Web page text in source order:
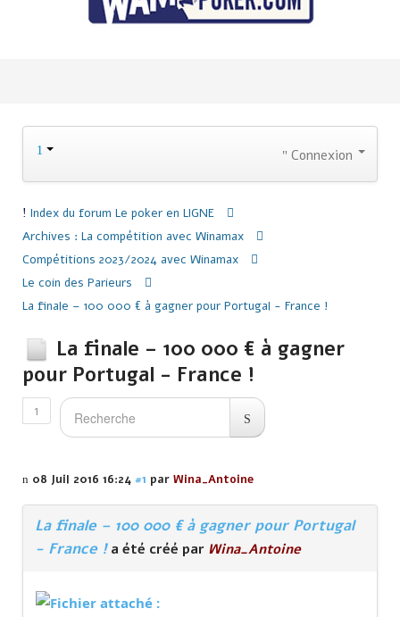
Connexion
Index du forum Le poker en LIGNE
Archives : La compétition avec Winamax
Compétitions 2023/2024 avec Winamax
Le coin des Parieurs
La finale – 100 000 € à gagner pour Portugal - France !
La finale – 100 000 € à gagner
pour Portugal - France !
1
08 Juil 2016 16:24 #1 par Wina_Antoine
La finale – 100 000 € à gagner pour Portugal
- France !a été créé par Wina_Antoine